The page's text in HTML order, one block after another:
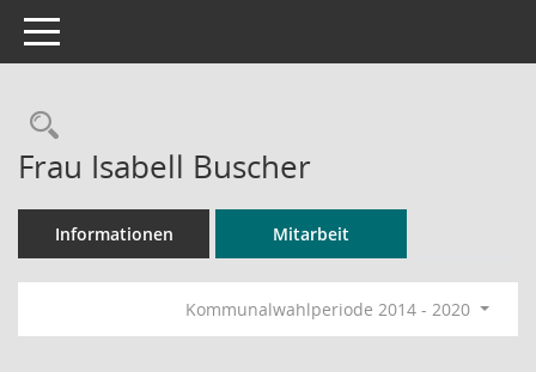
Toggle navigation
Rechercheauswahl
Frau Isabell Buscher
Informationen Mitarbeit
Kommunalwahlperiode 2014 - 2020